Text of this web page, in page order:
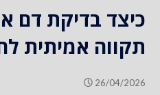
כיצד בדיקת דם
תקווה אמיתית
26/04/2026